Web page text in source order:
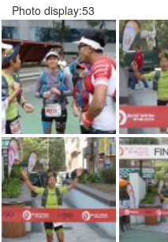
Photo display:53